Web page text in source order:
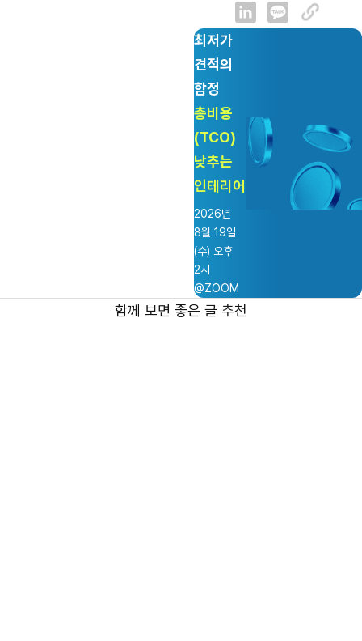
최저가
견적의
함정
총비용
(TCO)
낮추는
인테리어
2026년
8월 19일
(수) 오후
2시
@ZOOM
함께 보면 좋은 글 추천